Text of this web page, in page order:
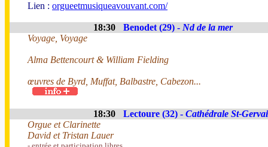
Lien : orgueetmusiqueavouvant.com/
18:30 Benodet (29) - Nd de la mer
Voyage, Voyage
Alma Bettencourt & William Fielding
œuvres de Byrd, Muffat, Balbastre, Cabezon...
18:30 Lectoure (32) - Cathédrale St-
Orgue et Clarinette
David et Tristan Lauer